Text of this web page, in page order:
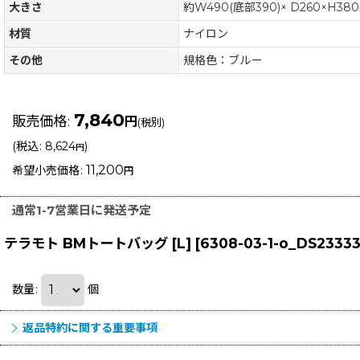
大きさ
約W490(底部390)×
材質
ナイロン
その他
規格色：ブルー
販売価格: 7,840円(税別)
(税込: 8,624円)
希望小売価格: 11,200 円
通常1-7営業日に発送予定
テラモト BMトートバッグ [L] [6308-03-1-
数量: 個
返品特約に関する重要事項